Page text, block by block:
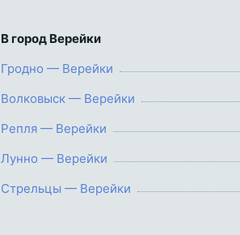
В город Верейки
Гродно — Верейки
Волковыск — Верейки
Репля — Верейки
Лунно — Верейки
Стрельцы — Верейки